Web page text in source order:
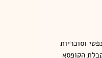
וסוכריות